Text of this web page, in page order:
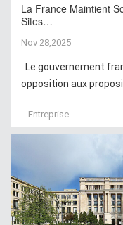
La France Maintient
Sites…
Nov 28,2025
Le gouvernement
opposition aux
Entreprise